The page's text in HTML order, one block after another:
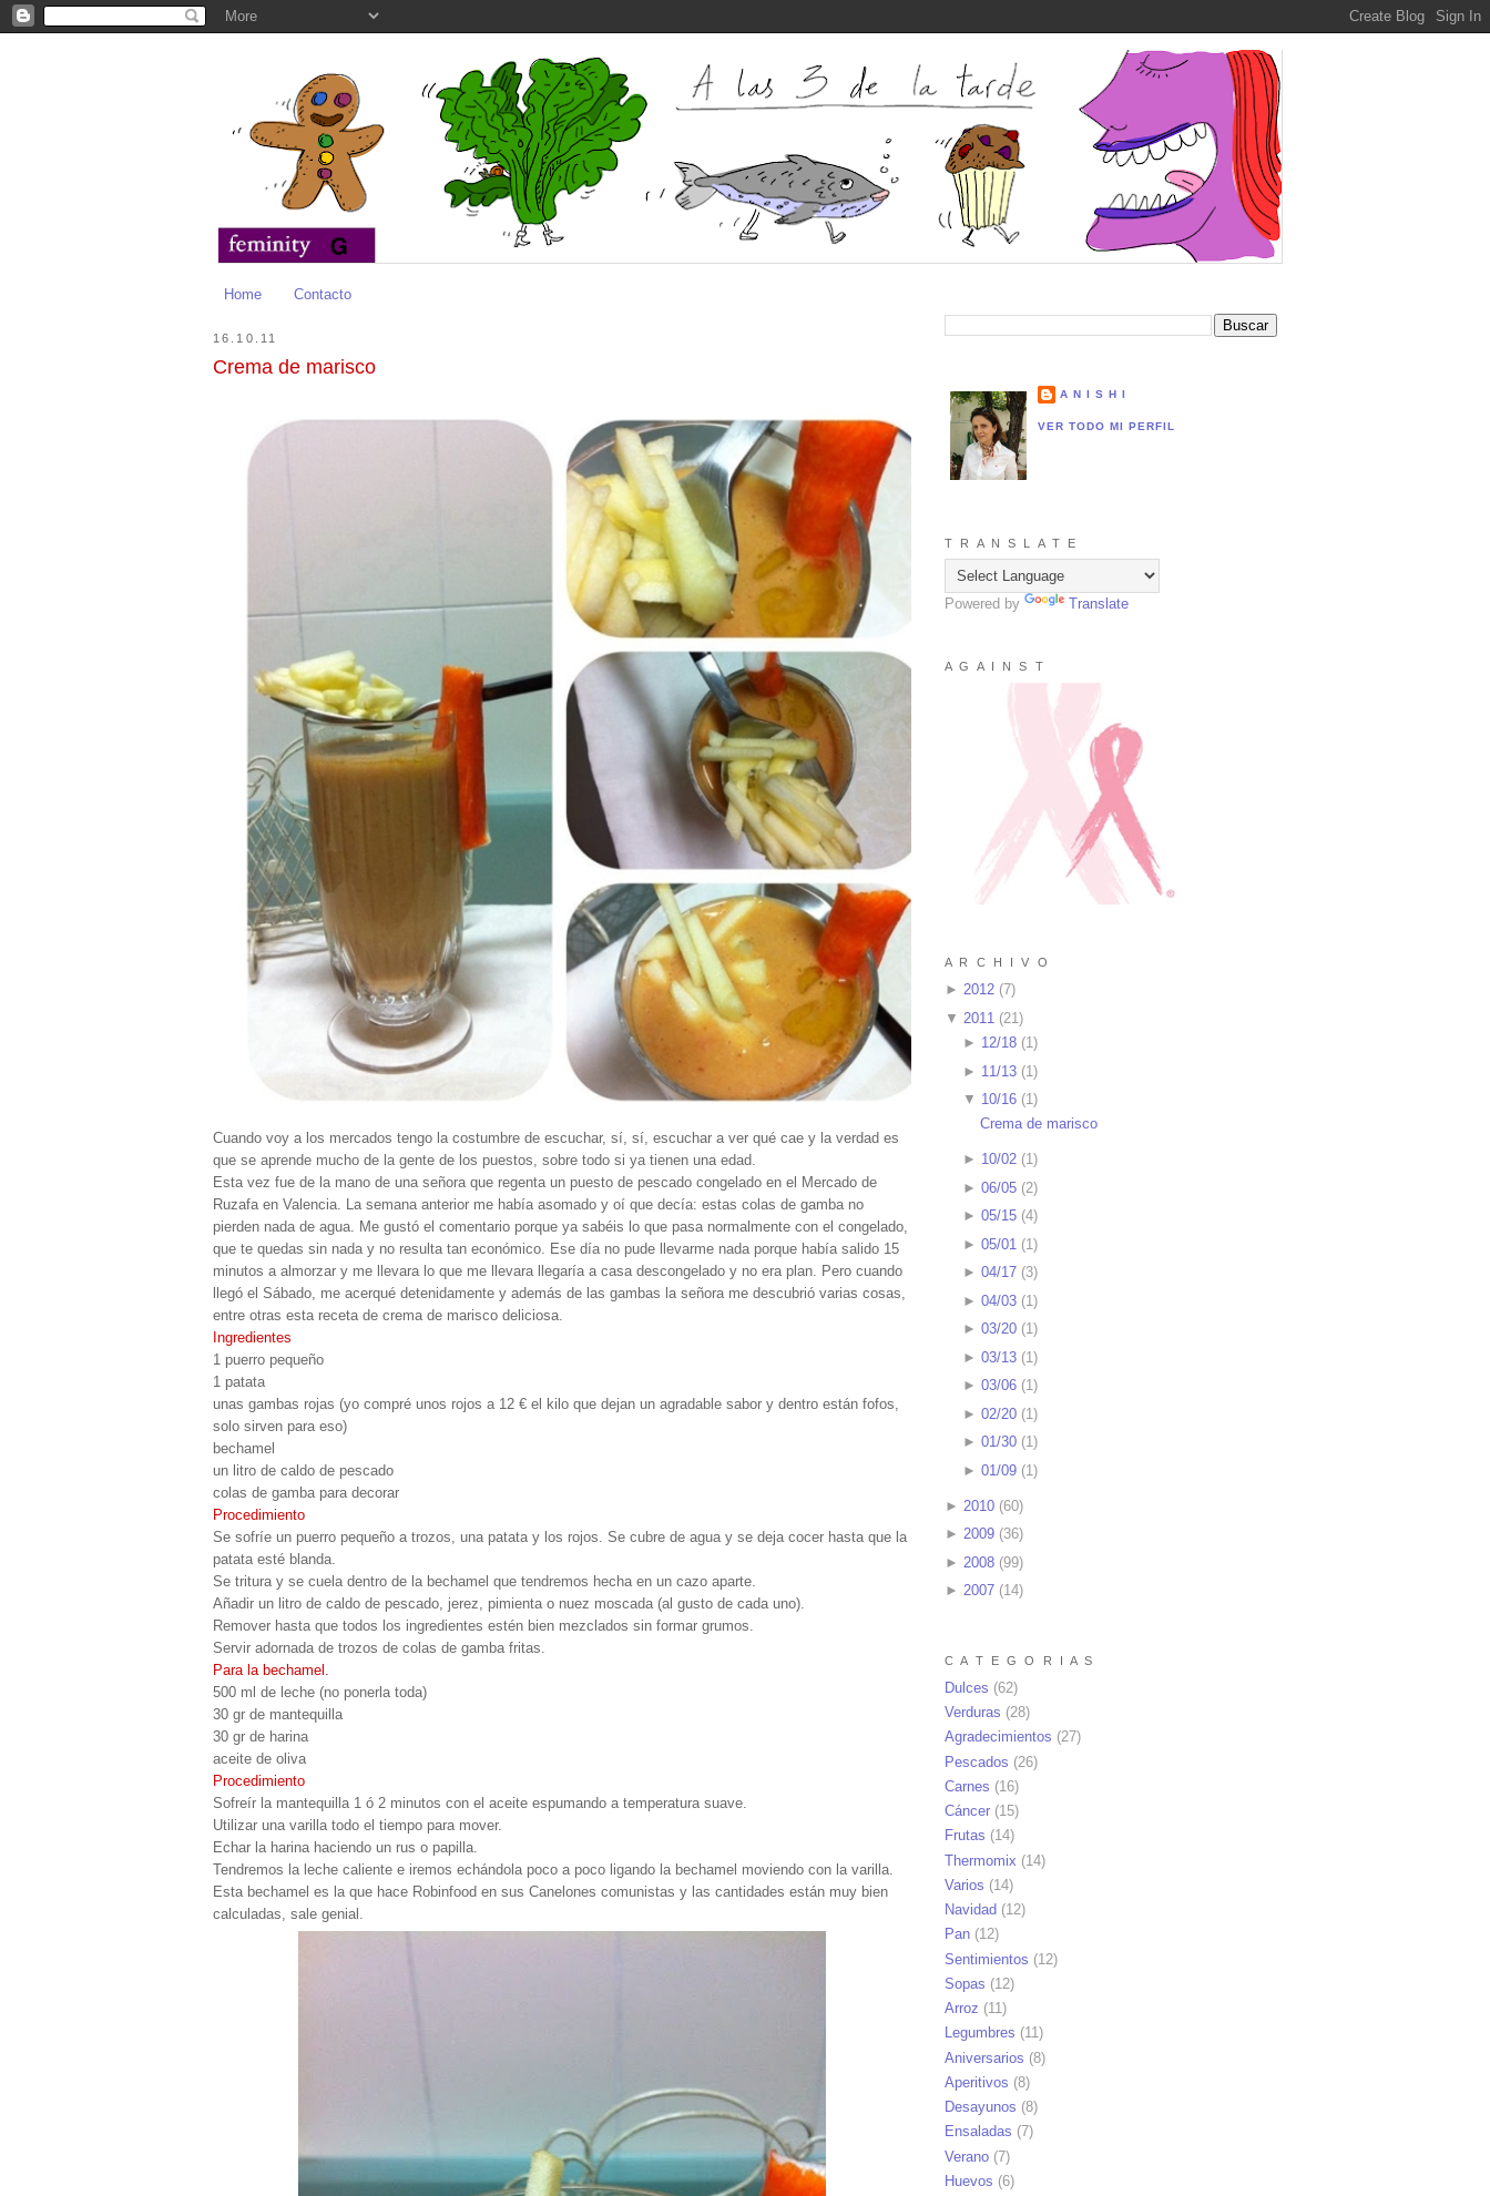
Home Contacto
16.10.11
Crema de marisco
Cuando voy a los mercados tengo la costumbre de escuchar, sí, sí, escuchar a ver qué cae y la verdad es
que se aprende mucho de la gente de los puestos, sobre todo si ya tienen una edad.
Esta vez fue de la mano de una señora que regenta un puesto de pescado congelado en el Mercado de
Ruzafa en Valencia. La semana anterior me había asomado y oí que decía: estas colas de gamba no
pierden nada de agua. Me gustó el comentario porque ya sabéis lo que pasa normalmente con el congelado,
que te quedas sin nada y no resulta tan económico. Ese día no pude llevarme nada porque había salido 15
minutos a almorzar y me llevara lo que me llevara llegaría a casa descongelado y no era plan. Pero cuando
llegó el Sábado, me acerqué detenidamente y además de las gambas la señora me descubrió varias cosas,
entre otras esta receta de crema de marisco deliciosa.
Ingredientes
1 puerro pequeño
1 patata
unas gambas rojas (yo compré unos rojos a 12 € el kilo que dejan un agradable sabor y dentro están fofos,
solo sirven para eso)
bechamel
un litro de caldo de pescado
colas de gamba para decorar
Procedimiento
Se sofríe un puerro pequeño a trozos, una patata y los rojos. Se cubre de agua y se deja cocer hasta que la
patata esté blanda.
Se tritura y se cuela dentro de la bechamel que tendremos hecha en un cazo aparte.
Añadir un litro de caldo de pescado, jerez, pimienta o nuez moscada (al gusto de cada uno).
Remover hasta que todos los ingredientes estén bien mezclados sin formar grumos.
Servir adornada de trozos de colas de gamba fritas.
Para la bechamel.
500 ml de leche (no ponerla toda)
30 gr de mantequilla
30 gr de harina
aceite de oliva
Procedimiento
Sofreír la mantequilla 1 ó 2 minutos con el aceite espumando a temperatura suave.
Utilizar una varilla todo el tiempo para mover.
Echar la harina haciendo un rus o papilla.
Tendremos la leche caliente e iremos echándola poco a poco ligando la bechamel moviendo con la varilla.
Esta bechamel es la que hace Robinfood en sus Canelones comunistas y las cantidades están muy bien
calculadas, sale genial.
A N I S H I
VER TODO MI PERFIL
T R A N S L A T E
Powered by Translate
A G A I N S T
A R C H I V O
► 2012 (7)
▼ 2011 (21 )
► 12/18(1)
► 11/13(1)
▼ 10/16(1)
Crema de marisco
► 10/02(1)
► 06/05(2)
► 05/15(4)
► 05/01 (1 )
► 04/17(3)
► 04/03(1 )
► 03/20(1)
► 03/13(1 )
► 03/06(1)
► 02/20(1 )
► 01/30(1)
► 01/09(1 )
► 2010 (60)
► 2009 (36)
► 2008 (99)
► 2007 (14)
C A T E G O R I A S
Dulces (62)
Verduras (28)
Agradecimientos (27)
Pescados (26)
Carnes (16)
Cáncer (15)
Frutas (14)
Thermomix (14)
Varios (14)
Navidad (12)
Pan (12)
Sentimientos (12)
Sopas (12)
Arroz (11)
Legumbres (11)
Aniversarios (8)
Aperitivos (8)
Desayunos (8)
Ensaladas (7)
Verano (7)
Huevos (6)